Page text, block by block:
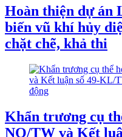
Hoàn thiện dự án
biến vũ khí hủy
chặt chẽ, khả thi
Khẩn trương cụ
NQ/TW và Kết